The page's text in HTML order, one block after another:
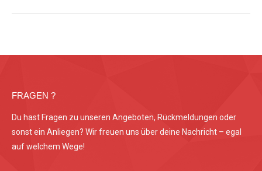
FRAGEN ?
Du hast Fragen zu unseren Angeboten, Rückmeldungen oder
sonst ein Anliegen? Wir freuen uns über deine Nachricht – egal
auf welchem Wege!